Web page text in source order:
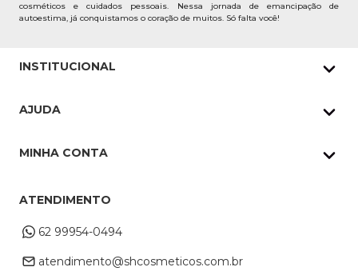
cosméticos e cuidados pessoais. Nessa jornada de emancipação de
autoestima, já conquistamos o coração de muitos. Só falta você!
INSTITUCIONAL
Pedidos Whatsapp
Cupons
AJUDA
Troca e Devoluções
Dúvidas Frequentes
MINHA CONTA
Alterar Cadastro
ATENDIMENTO
62 99954-0494
atendimento@shcosmeticos.com.br